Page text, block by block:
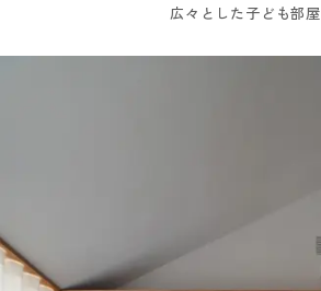
広々とした子ども部屋